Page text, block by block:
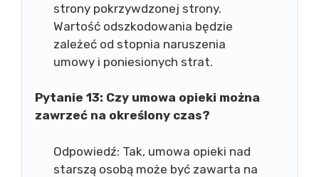
strony pokrzywdzonej strony.
Wartość odszkodowania będzie
zależeć od stopnia naruszenia
umowy i poniesionych strat.
Pytanie 13: Czy umowa opieki można
zawrzeć na określony czas?
Odpowiedź: Tak, umowa opieki nad
starszą osobą może być zawarta na